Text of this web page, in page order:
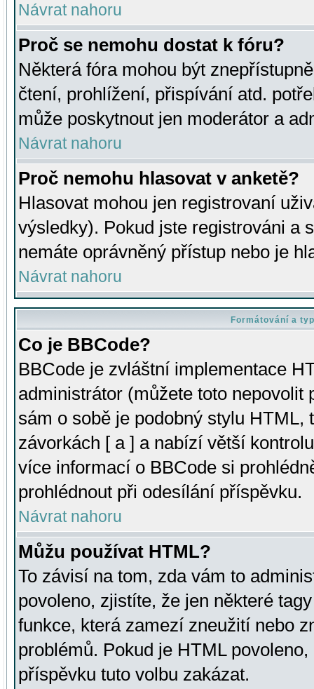
Návrat nahoru
Proč se nemohu dostat k fóru?
Některá fóra mohou být
čtení, prohlížení, přispívání atd.
může poskytnout jen moderátor a
Návrat nahoru
Proč nemohu hlasovat v anketě?
Hlasovat mohou jen registrovaní
výsledky). Pokud jste registrováni a
nemáte oprávněný přístup nebo je
Návrat nahoru
Formátování a
Co je BBCode?
BBCode je zvláštní implementace
administrátor (můžete toto
sám o sobě je podobný stylu HTML,
závorkách [ a ] a nabízí větší
více informací o BBCode si
prohlédnout při odesílání příspěvku.
Návrat nahoru
Můžu používat HTML?
To závisí na tom, zda vám to
povoleno, zjistíte, že jen některé
funkce, která zamezí zneužití nebo
problémů. Pokud je HTML
příspěvku tuto volbu zakázat.